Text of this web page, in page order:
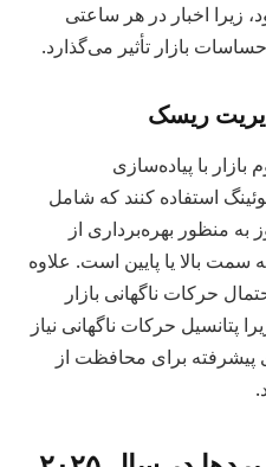
زیرا اخبار در هر ساعتی
بازار تأثیر می‌گذارد.
ریسک
بازار با پیاده‌سازی
استفاده کنند که شامل
منظور بهره‌برداری از
سمت بالا یا پایین است. علاوه
حرکات ناگهانی بازار
پتانسیل حرکات ناگهانی نیاز
پیشرفته برای محافظت از